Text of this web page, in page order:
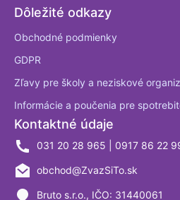
Dôležité odkazy
Obchodné podmienky
GDPR
Zľavy pre školy a neziskové
Informácie a poučenia pre
Kontaktné údaje
031 20 28 965 | 0917 86 22
obchod@ZvazSiTo.sk
Bruto s.r.o., IČO: 31440061